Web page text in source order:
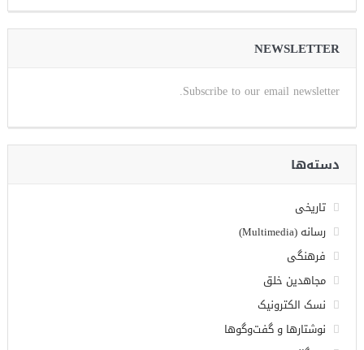
NEWSLETTER
Subscribe to our email newsletter.
دسته‌ها
تاریخی
رسانه (Multimedia)
فرهنگی
مجاهدین خلق
نسک الکترونیک
نوشتارها و گفت‌وگوها